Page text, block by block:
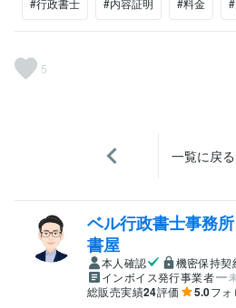
#行政書士 #内容証明 #料金
5
一覧に戻る
ベル行政書士事務
書屋
本人確認
機密保持契
インボイス発行事業者
総販売実績24評価 5.0フォ